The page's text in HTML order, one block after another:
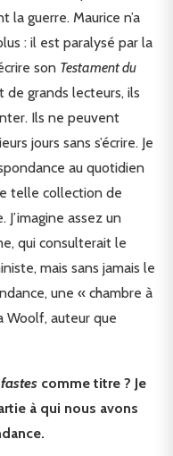
la guerre. Maurice n’a
: il est paralysé par la
son Testament du
de grands lecteurs, ils
Ils ne peuvent
jours sans s’écrire. Je
au quotidien
telle collection de
assez un
qui consulterait le
mais sans jamais le
une « chambre à
Woolf, auteur que
comme titre ? Je
à qui nous avons